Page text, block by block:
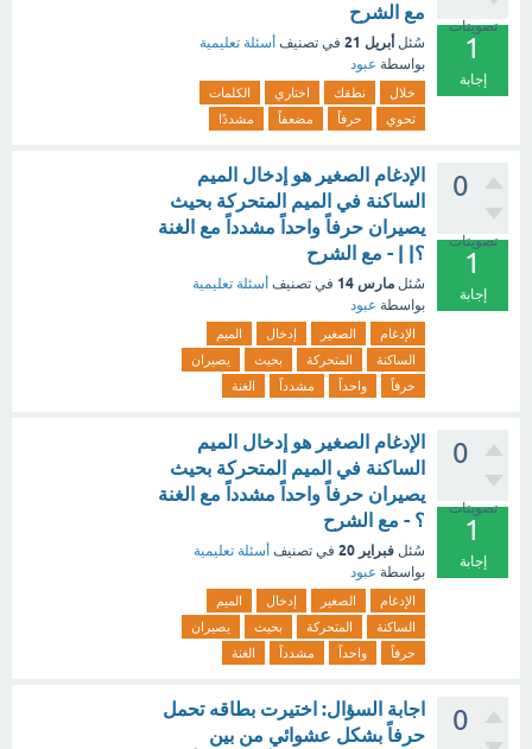
تصويتات
1
إجابة
مع الشرح
سُئل أبريل 21 في تصنيف أسئلة تعليمية
بواسطة عبود
خلال نطقك اختاري
الكلمات
تحوي
حرفاً مضعفاً مشددًا
0
تصويتات
1
إجابة
الإدغام الصغير هو إدخال الميم
الساكنة في الميم المتحركة بحيث
يصيران حرفاً واحداً مشدداً مع الغنة
؟| | - مع الشرح
سُئل مارس 14 في تصنيف أسئلة تعليمية
بواسطة عبود
الإدغام الصغير إدخال
الميم
الساكنة
المتحركة بحيث
يصيران
حرفاً
واحداً مشدداً الغنة
0
تصويتات
1
إجابة
الإدغام الصغير هو إدخال الميم
الساكنة في الميم المتحركة بحيث
يصيران حرفاً واحداً مشدداً مع الغنة
؟ - مع الشرح
سُئل فبراير 20 في تصنيف أسئلة تعليمية
بواسطة عبود
الإدغام الصغير إدخال
الميم
الساكنة
المتحركة بحيث
يصيران
حرفاً
واحداً مشدداً الغنة
0
اجابة السؤال: اختيرت بطاقه تحمل
حرفاً بشكل عشوائي من بين